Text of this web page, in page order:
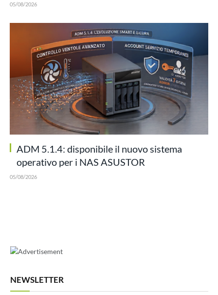
05/08/2026
ADM 5.1.4: disponibile il nuovo sistema
operativo per i NAS ASUSTOR
05/08/2026
NEWSLETTER